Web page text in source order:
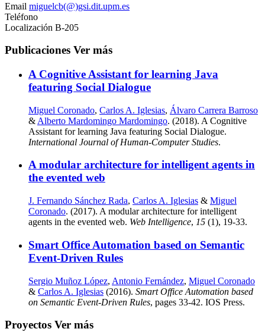
Email miguelcb(@)gsi.dit.upm.es
Teléfono
Localización B-205
Publicaciones Ver más
A Cognitive Assistant for learning Java
featuring Social Dialogue
Miguel Coronado, Carlos A. Iglesias, Álvaro Carrera Barroso
& Alberto Mardomingo Mardomingo. (2018). A Cognitive
Assistant for learning Java featuring Social Dialogue.
International Journal of Human-Computer Studies.
A modular architecture for intelligent agents in
the evented web
J. Fernando Sánchez Rada, Carlos A. Iglesias & Miguel
Coronado. (2017). A modular architecture for intelligent
agents in the evented web. Web Intelligence, 15 (1), 19-33.
Smart Office Automation based on Semantic
Event-Driven Rules
Sergio Muñoz López, Antonio Fernández, Miguel Coronado
& Carlos A. Iglesias (2016). Smart Office Automation based
on Semantic Event-Driven Rules, pages 33-42. IOS Press.
Proyectos Ver más